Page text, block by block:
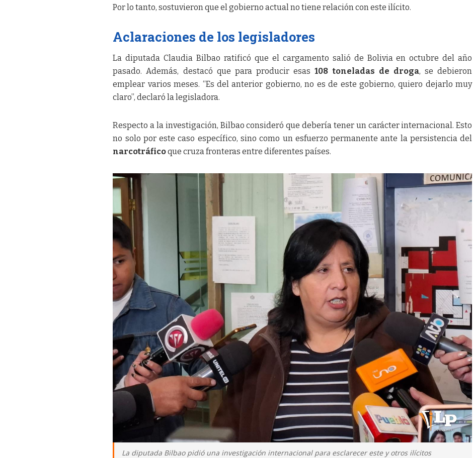
Por lo tanto, sostuvieron que el gobierno actual no tiene relación con este ilícito.
Aclaraciones de los legisladores
La diputada Claudia Bilbao ratificó que el cargamento salió de Bolivia en octubre del año
pasado. Además, destacó que para producir esas108 toneladas de droga, se debieron
emplear varios meses. “Es del anterior gobierno, no es de este gobierno, quiero dejarlo muy
claro”, declaró la legisladora.
Respecto a la investigación, Bilbao consideró que debería tener un carácter internacional. Esto
no solo por este caso específico, sino como un esfuerzo permanente ante la persistencia del
narcotráficoque cruza fronteras entre diferentes países.
La diputada Bilbao pidió una investigación internacional para esclarecer este y otros ilícitos